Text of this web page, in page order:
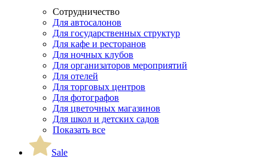
Сотрудничество
Для автосалонов
Для государственных структур
Для кафе и ресторанов
Для ночных клубов
Для организаторов мероприятий
Для отелей
Для торговых центров
Для фотографов
Для цветочных магазинов
Для школ и детских садов
Показать все
Sale